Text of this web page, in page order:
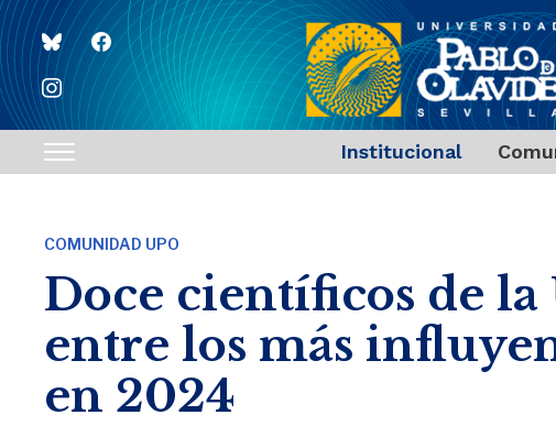
blueskyfacebook
instagram
Toggle
navigation
Institucional
COMUNIDAD UPO
Doce científicos de la
entre los más
en 2024